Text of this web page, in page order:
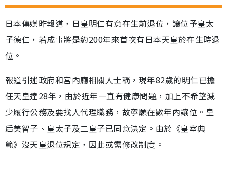
日本傳媒昨報道，日皇明仁有意在生前退位，讓位予皇太
子德仁，若成事將是約200年來首次有日本天皇於在生時退
位。
報道引述政府和宮內廳相關人士稱，現年82歲的明仁已擔
任天皇達28年，由於近年一直有健康問題，加上不希望減
少履行公務及要找人代理職務，故寧願在數年內讓位。皇
后美智子、皇太子及二皇子已同意決定。由於《皇室典
範》沒天皇退位規定，因此或需修改制度。